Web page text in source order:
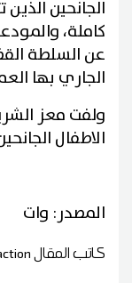
كاملة،
عن السلطة
الجاري بها
ولفت معز
الاطفال
المصدر: وات
كاتب المقال